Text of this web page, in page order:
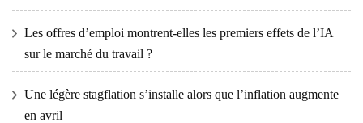
Les offres d’emploi montrent-elles les premiers effets de l’IA
sur le marché du travail ?
Une légère stagflation s’installe alors que l’inflation augmente
en avril